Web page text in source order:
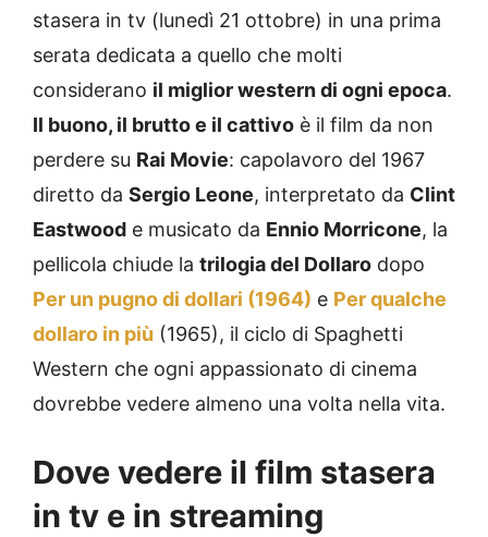
stasera in tv (lunedì 21 ottobre) in una prima
serata dedicata a quello che molti
considerano il miglior western di ogni epoca.
Il buono, il brutto e il cattivo è il film da non
perdere su Rai Movie: capolavoro del 1967
diretto da Sergio Leone, interpretato da Clint
Eastwood e musicato da Ennio Morricone, la
pellicola chiude la trilogia del Dollaro dopo
Per un pugno di dollari (1964) e Per qualche
dollaro in più (1965), il ciclo di Spaghetti
Western che ogni appassionato di cinema
dovrebbe vedere almeno una volta nella vita.
Dove vedere il film stasera
in tv e in streaming